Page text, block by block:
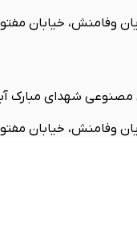
وفامنش، خیابان
شهدای مبارک
وفامنش، خیابان